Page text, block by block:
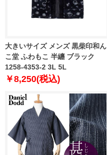
大きいサイズ メンズ 黒柴印和ん
こ堂 ふわもこ 半纏 ブラック
1258-4353-2 3L 5L
￥8,250(税込)